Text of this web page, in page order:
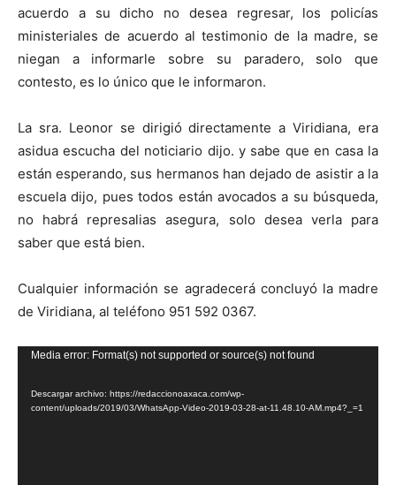
acuerdo a su dicho no desea regresar, los policías
ministeriales de acuerdo al testimonio de la madre, se
niegan a informarle sobre su paradero, solo que
contesto, es lo único que le informaron.
La sra. Leonor se dirigió directamente a Viridiana, era
asidua escucha del noticiario dijo. y sabe que en casa la
están esperando, sus hermanos han dejado de asistir a la
escuela dijo, pues todos están avocados a su búsqueda,
no habrá represalias asegura, solo desea verla para
saber que está bien.
Cualquier información se agradecerá concluyó la madre
de Viridiana, al teléfono 951 592 0367.
Reproductor
vídeo
Media error: Format(s) not supported or source(s) not found
Descargar archivo: https://redaccionoaxaca.com/wp-
content/uploads/2019/03/WhatsApp-Video-2019-03-28-at-11.48.10-AM.mp4?_=1